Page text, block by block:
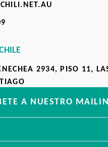
2934, PISO 11,
A NUESTRO